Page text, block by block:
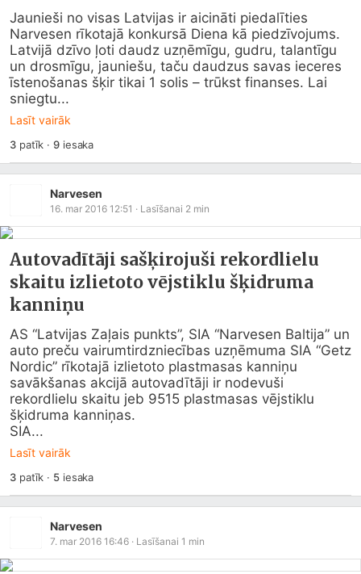
Jaunieši no visas Latvijas ir aicināti piedalīties
Narvesen rīkotajā konkursā Diena kā piedzīvojums.
Latvijā dzīvo ļoti daudz uzņēmīgu, gudru, talantīgu
un drosmīgu, jauniešu, taču daudzus savas ieceres
īstenošanas šķir tikai 1 solis – trūkst finanses. Lai
sniegtu...
Lasīt vairāk
3patīk ·9iesaka
Narvesen
16. mar 2016 12:51 · Lasīšanai 2 min
Autovadītāji sašķirojuši rekordlielu
skaitu izlietoto vējstiklu šķidruma
kanniņu
AS “Latvijas Zaļais punkts”, SIA “Narvesen Baltija” un
auto preču vairumtirdzniecības uzņēmuma SIA “Getz
Nordic” rīkotajā izlietoto plastmasas kanniņu
savākšanas akcijā autovadītāji ir nodevuši
rekordlielu skaitu jeb 9515 plastmasas vējstiklu
šķidruma kanniņas.
SIA...
Lasīt vairāk
3patīk · 5iesaka
Narvesen
7. mar 2016 16:46 · Lasīšanai 1 min